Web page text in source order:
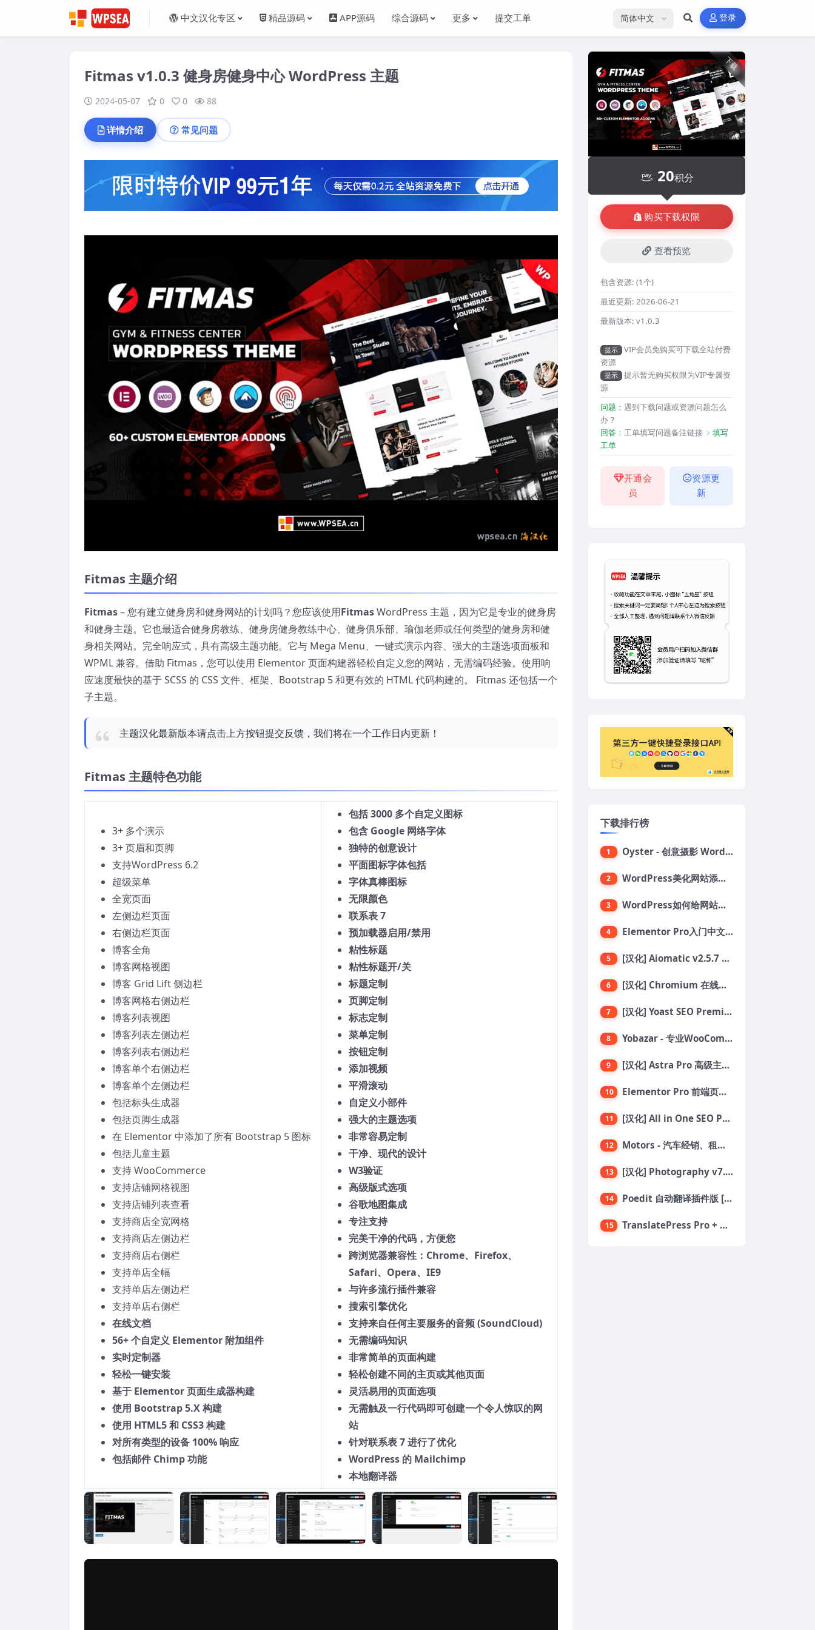
中文汉化专区 精品源码 APP源码 综合源码 更多 提交工单 选择语言 登录
Fitmas v1.0.3 健身房健身中心 WordPress 主题
2024-05-07 0 0 88
详情介绍 常见问题
Fitmas 主题介绍
Fitmas– 您有建立健身房和健身网站的计划吗？您应该使用FitmasWordPress 主题，因为它是专业的健身房
和健身主题。它也最适合健身房教练、健身房健身教练中心、健身俱乐部、瑜伽老师或任何类型的健身房和健
身相关网站。完全响应式，具有高级主题功能。它与 Mega Menu、一键式演示内容、强大的主题选项面板和
WPML 兼容。借助 Fitmas，您可以使用 Elementor 页面构建器轻松自定义您的网站，无需编码经验。使用响
应速度最快的基于 SCSS 的 CSS 文件、框架、Bootstrap 5 和更有效的 HTML 代码构建的。 Fitmas 还包括一个
子主题。
主题汉化最新版本请点击上方按钮提交反馈，我们将在一个工作日内更新！
Fitmas主题特色功能
3+ 多个演示
3+ 页眉和页脚
支持WordPress 6.2
超级菜单
全宽页面
左侧边栏页面
右侧边栏页面
博客全角
博客网格视图
博客 Grid Lift 侧边栏
博客网格右侧边栏
博客列表视图
博客列表左侧边栏
博客列表右侧边栏
博客单个右侧边栏
博客单个左侧边栏
包括标头生成器
包括页脚生成器
在 Elementor 中添加了所有 Bootstrap 5 图标
包括儿童主题
支持 WooCommerce
支持店铺网格视图
支持店铺列表查看
支持商店全宽网格
支持商店左侧边栏
支持商店右侧栏
支持单店全幅
支持单店左侧边栏
支持单店右侧栏
在线文档
56+ 个自定义 Elementor 附加组件
实时定制器
轻松一键安装
基于 Elementor 页面生成器构建
使用 Bootstrap 5.X 构建
使用 HTML5 和 CSS3 构建
对所有类型的设备 100% 响应
包括邮件 Chimp 功能
包括 3000 多个自定义图标
包含 Google 网络字体
独特的创意设计
平面图标字体包括
字体真棒图标
无限颜色
联系表 7
预加载器启用/禁用
粘性标题
粘性标题开/关
标题定制
页脚定制
标志定制
菜单定制
按钮定制
添加视频
平滑滚动
自定义小部件
强大的主题选项
非常容易定制
干净、现代的设计
W3验证
高级版式选项
谷歌地图集成
专注支持
完美干净的代码，方便您
跨浏览器兼容性：Chrome、Firefox、
Safari、Opera、IE9
与许多流行插件兼容
搜索引擎优化
支持来自任何主要服务的音频 (SoundCloud)
无需编码知识
非常简单的页面构建
轻松创建不同的主页或其他页面
灵活易用的页面选项
无需触及一行代码即可创建一个令人惊叹的网
站
针对联系表 7 进行了优化
WordPress 的 Mailchimp
本地翻译器
下载
20积分
购买下载权限
查看预览
包含资源: (1个)
最近更新: 2026-06-21
最新版本: v1.0.3
提示
VIP会员免购买可下载全站付费
资源
提示
提示暂无购买权限为VIP专属资
源
问题： 遇到下载问题或资源问题怎么
办？
回答： 工单填写问题备注链接 ﹥填写
工单
开通会
员
资源更
新
下载排行榜
1 Oyster - 创意摄影 WordPress 主题
2 WordPress美化网站添加鼠标点击烟花绽放效果代码
3 WordPress如何给网站添加自定义鼠标指针
4 Elementor Pro入门中文教程：设计构建和发布网站
5 [汉化] Aiomatic v2.5.7 自动AI内容编写器和编辑器GPT-3和GPT-4等AI工具包
6 [汉化] Chromium 在线汽车配件商店 WooCommerce 主题 v1.3.28
7 [汉化] Yoast SEO Premium 搜索引擎SEO优化插件+全套扩展附件
8 Yobazar - 专业WooCommerce WordPress主题，助力在线商店
9 [汉化] Astra Pro 高级主题模块页面扩展插件 v4.11.6
10 Elementor Pro 前端页面编辑构建器插件
11 [汉化] All in One SEO PRO v4.6.2 搜索引擎SEO优化WordPress插件
12 Motors - 汽车经销、租赁与分类列表 WordPress 主题
13 [汉化] Photography v7.4.13 创意摄影设计作品展示主题
14 Poedit 自动翻译插件版 [腾讯+百度版] 可调速翻译
15 TranslatePress Pro + Business 多语言网站翻译插件